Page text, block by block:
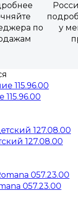
по
у
127.08.00
057.23.00